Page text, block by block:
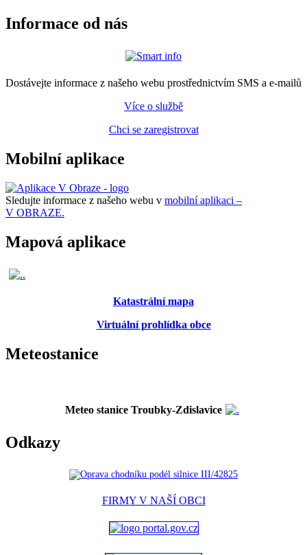
Informace od nás
Dostávejte informace z našeho webu prostřednictvím SMS a e-mailů
Více o službě
Chci se zaregistrovat
Mobilní aplikace
Sledujte informace z našeho webu v mobilní aplikaci –
V OBRAZE.
Mapová aplikace
Katastrální mapa
Virtuální prohlídka obce
Meteostanice
Meteo stanice Troubky-Zdislavice
Odkazy
FIRMY V NAŠÍ OBCI